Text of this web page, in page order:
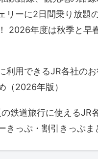
リーに2日間乗り放題
2026年度は秋季と早
利用できるJR各社のお
（2026年版）
鉄道旅行に使えるJR
きっぷ・割引きっぷま